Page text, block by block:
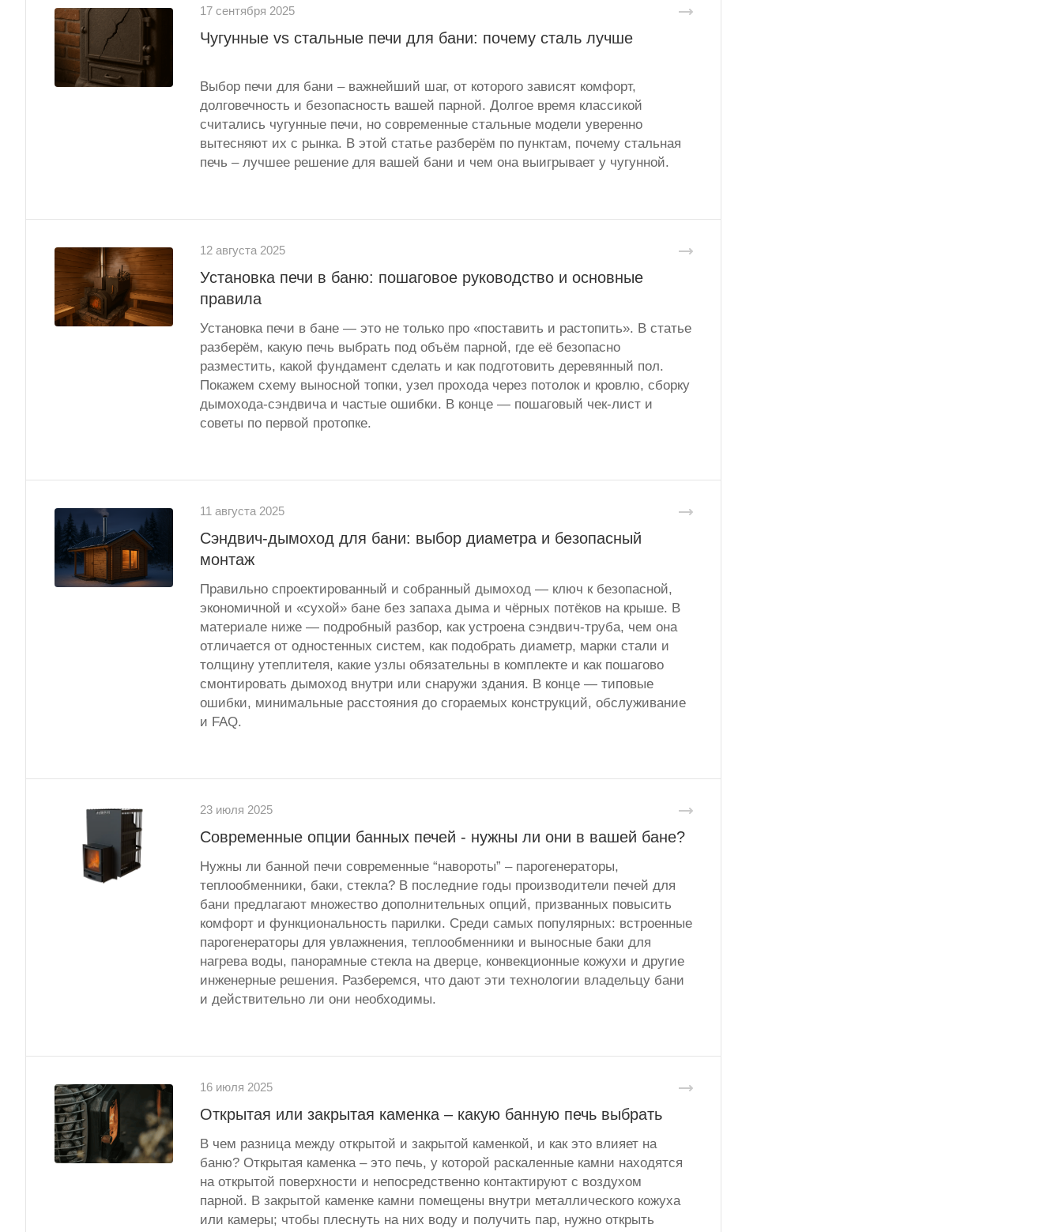
17 сентября 2025
Чугунные vs стальные печи для бани: почему сталь лучше
Выбор печи для бани – важнейший шаг, от которого зависят комфорт,
долговечность и безопасность вашей парной. Долгое время классикой
считались чугунные печи, но современные стальные модели уверенно
вытесняют их с рынка. В этой статье разберём по пунктам, почему стальная
печь – лучшее решение для вашей бани и чем она выигрывает у чугунной.
12 августа 2025
Установка печи в баню: пошаговое руководство и основные
правила
Установка печи в бане — это не только про «поставить и растопить». В статье
разберём, какую печь выбрать под объём парной, где её безопасно
разместить, какой фундамент сделать и как подготовить деревянный пол.
Покажем схему выносной топки, узел прохода через потолок и кровлю, сборку
дымохода-сэндвича и частые ошибки. В конце — пошаговый чек-лист и
советы по первой протопке.
11 августа 2025
Сэндвич-дымоход для бани: выбор диаметра и безопасный
монтаж
Правильно спроектированный и собранный дымоход — ключ к безопасной,
экономичной и «сухой» бане без запаха дыма и чёрных потёков на крыше. В
материале ниже — подробный разбор, как устроена сэндвич-труба, чем она
отличается от одностенных систем, как подобрать диаметр, марки стали и
толщину утеплителя, какие узлы обязательны в комплекте и как пошагово
смонтировать дымоход внутри или снаружи здания. В конце — типовые
ошибки, минимальные расстояния до сгораемых конструкций, обслуживание
и FAQ.
23 июля 2025
Современные опции банных печей - нужны ли они в вашей бане?
Нужны ли банной печи современные “навороты” – парогенераторы,
теплообменники, баки, стекла? В последние годы производители печей для
бани предлагают множество дополнительных опций, призванных повысить
комфорт и функциональность парилки. Среди самых популярных: встроенные
парогенераторы для увлажнения, теплообменники и выносные баки для
нагрева воды, панорамные стекла на дверце, конвекционные кожухи и другие
инженерные решения. Разберемся, что дают эти технологии владельцу бани
и действительно ли они необходимы.
16 июля 2025
Открытая или закрытая каменка – какую банную печь выбрать
В чем разница между открытой и закрытой каменкой, и как это влияет на
баню? Открытая каменка – это печь, у которой раскаленные камни находятся
на открытой поверхности и непосредственно контактируют с воздухом
парной. В закрытой каменке камни помещены внутри металлического кожуха
или камеры; чтобы плеснуть на них воду и получить пар, нужно открыть